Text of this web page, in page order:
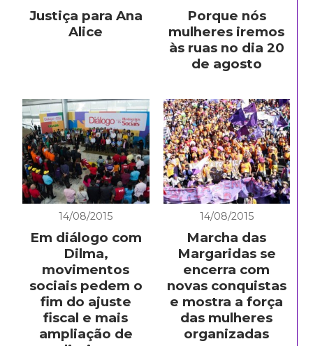
Justiça para Ana
Alice
Porque nós
mulheres iremos
às ruas no dia 20
de agosto
14/08/2015
Em diálogo com
Dilma,
movimentos
sociais pedem o
fim do ajuste
fiscal e mais
ampliação de
14/08/2015
Marcha das
Margaridas se
encerra com
novas conquistas
e mostra a força
das mulheres
organizadas